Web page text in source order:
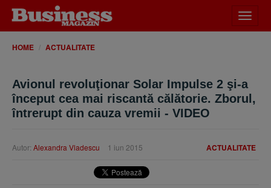
meniu
HOME ACTUALITATE
Avionul revoluţionar Solar Impulse 2 şi-a
început cea mai riscantă călătorie. Zborul,
întrerupt din cauza vremii - VIDEO
ACTUALITATE
Autor: Alexandra Vladescu 1 iun 2015